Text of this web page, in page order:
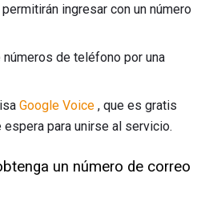
ingresar con un número
de teléfono por una
Google Voice , que es gratis
para unirse al servicio.
un número de correo